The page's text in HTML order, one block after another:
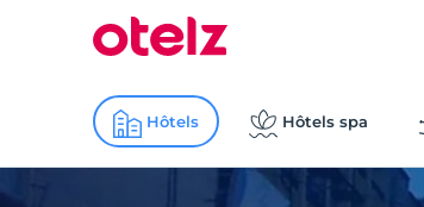
Hôtels Hôtels spa